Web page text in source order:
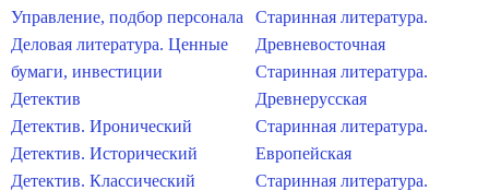
Управление, подбор персонала
Деловая литература. Ценные
бумаги, инвестиции
Детектив
Детектив. Иронический
Детектив. Исторический
Детектив. Классический
Старинная литература.
Древневосточная
Старинная литература.
Древнерусская
Старинная литература.
Европейская
Старинная литература.